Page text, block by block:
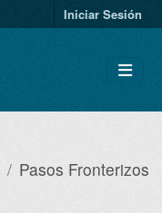
Iniciar Sesión
Pasos Fronterizos